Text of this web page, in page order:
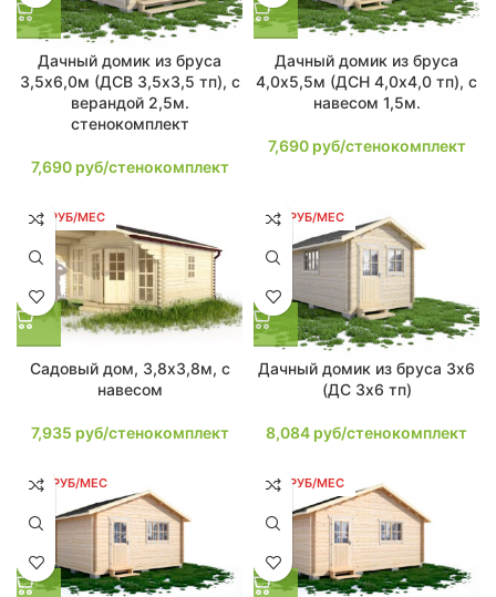
Дачный домик из бруса
3,5х6,0м (ДСВ 3,5х3,5 тп), с
верандой 2,5м.
стенокомплект
7,690 руб/стенокомплект
Дачный домик из бруса
4,0х5,5м (ДСН 4,0х4,0 тп), с
навесом 1,5м.
7,690 руб/стенокомплект
151 РУБ/МЕС
Садовый дом, 3,8х3,8м, с
навесом
7,935 руб/стенокомплект
154 РУБ/МЕС
Дачный домик из бруса 3х6
(ДС 3х6 тп)
8,084 руб/стенокомплект
154 РУБ/МЕС 154 РУБ/МЕС